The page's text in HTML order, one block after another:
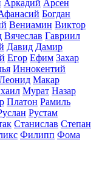
Аркадий Арсен
Богдан
Вениамин Виктор
Вячеслав Гавриил
Давид Дамир
Егор Ефим Захар
Иннокентий
Макар
Мурат Назар
Платон Рамиль
Рустам
Станислав Степан
Филипп Фома